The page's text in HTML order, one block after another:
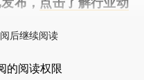
后继续阅读
的阅读权限